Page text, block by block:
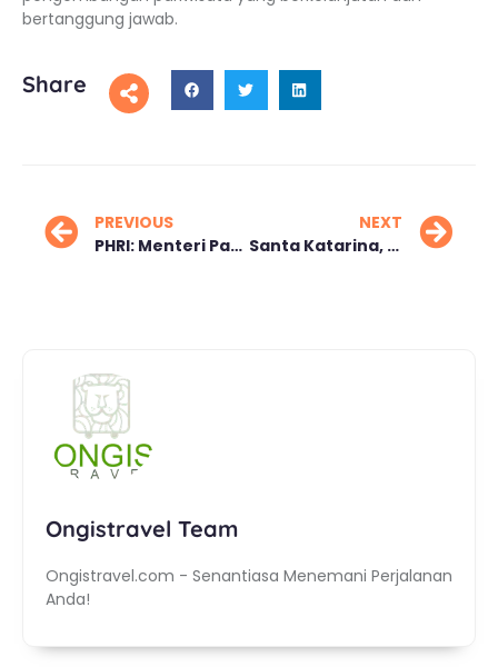
bertanggung jawab.
Share
PREVIOUS
PHRI: Menteri Pariwisata Baru Harus Berani dan Fokus Atasi Masalah Industri
NEXT
Santa Katarina, Mesir Destinasi Wisata Religi dan Spiritual yang Menawan
Ongistravel Team
Ongistravel.com - Senantiasa Menemani Perjalanan
Anda!